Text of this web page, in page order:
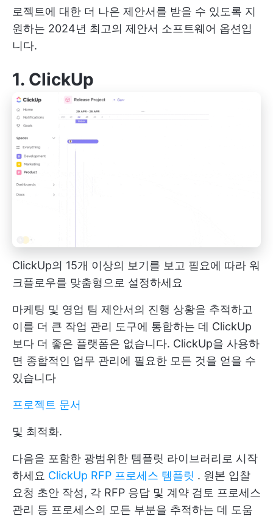
로젝트에 대한 더 나은 제안서를 받을 수 있도록 지
원하는 2024년 최고의 제안서 소프트웨어 옵션입
니다.
1. ClickUp
ClickUp의 15개 이상의 보기를 보고 필요에 따라 워
크플로우를 맞춤형으로 설정하세요
마케팅 및 영업 팀 제안서의 진행 상황을 추적하고
이를 더 큰 작업 관리 도구에 통합하는 데 ClickUp
보다 더 좋은 플랫폼은 없습니다. ClickUp을 사용하
면 종합적인 업무 관리에 필요한 모든 것을 얻을 수
있습니다
프로젝트 문서
및 최적화.
다음을 포함한 광범위한 템플릿 라이브러리로 시작
하세요 ClickUp RFP 프로세스 템플릿 . 원본 입찰
요청 초안 작성, 각 RFP 응답 및 계약 검토 프로세스
관리 등 프로세스의 모든 부분을 추적하는 데 도움